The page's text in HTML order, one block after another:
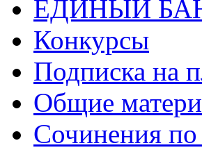
ЕДИНЫЙ
Конкурсы
Подписка на
Общие
Сочинения